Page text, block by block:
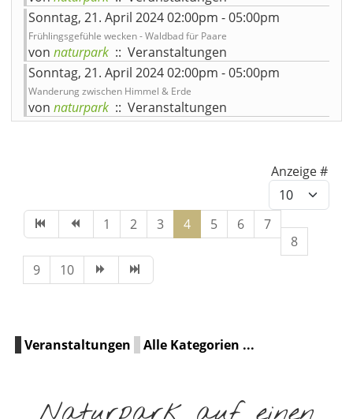
Sonntag, 21. April 2024 02:00pm - 05:00pm
Frühlingsgefühle wecken - Waldbad für Paare
von naturpark :: Veranstaltungen
Sonntag, 21. April 2024 02:00pm - 05:00pm
Wanderung zwischen Himmel & Erde
von naturpark :: Veranstaltungen
Anzeige #
1 2 3 4 5 6
7
8
9
10
Veranstaltungen Alle Kategorien ...